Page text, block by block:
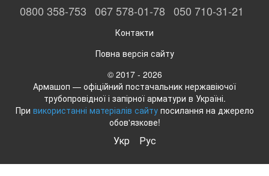
0800 358-753 067 578-01-78 050 710-31-21
Контакти
Повна версія сайту
© 2017 - 2026
Армашоп — офіційний постачальник нержавіючої
трубопровідної і запірної арматури в Україні.
При використанні матеріалів сайтупосилання на джерело
обов'язкове!
Укр Рус